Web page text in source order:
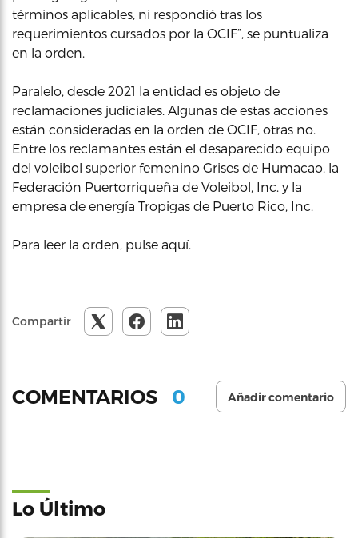
términos aplicables, ni respondió tras los
requerimientos cursados por la OCIF”, se puntualiza
en la orden.
Paralelo, desde 2021 la entidad es objeto de
reclamaciones judiciales. Algunas de estas acciones
están consideradas en la orden de OCIF, otras no.
Entre los reclamantes están el desaparecido equipo
del voleibol superior femenino Grises de Humacao, la
Federación Puertorriqueña de Voleibol, Inc. y la
empresa de energía Tropigas de Puerto Rico, Inc.
Para leer la orden, pulse aquí.
Compartir
COMENTARIOS 0 Añadir comentario
Lo Último